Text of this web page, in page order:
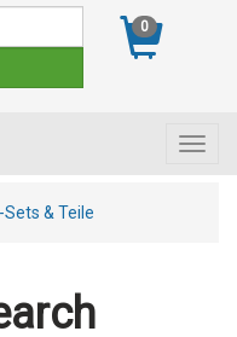
0
& Teile